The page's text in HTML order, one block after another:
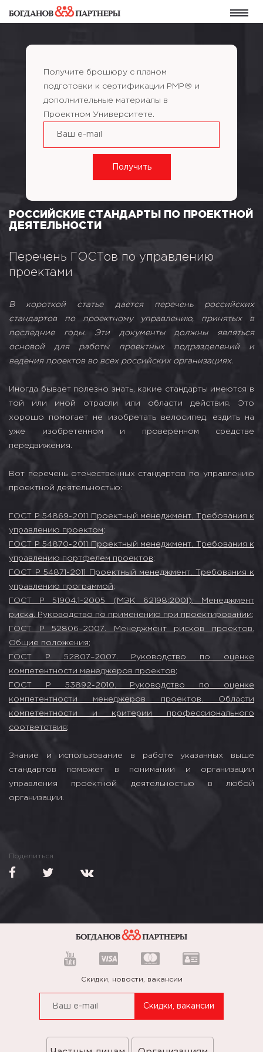
Получите брошюру с планом
подготовки к сертификации PMP® и
дополнительные материалы в
Проектном Университете.
РОССИЙСКИЕ СТАНДАРТЫ ПО ПРОЕКТНОЙ
ДЕЯТЕЛЬНОСТИ
Перечень ГОСТов по управлению
проектами
В короткой статье дается перечень российских
стандартов по проектному управлению, принятых в
последние годы. Эти документы должны являться
основой для работы проектных подразделений и
ведения проектов во всех российских организациях.
Иногда бывает полезно знать, какие стандарты имеются в
той или иной отрасли или области действия. Это
хорошо помогает не изобретать велосипед, ездить на
уже изобретенном и проверенном средстве
передвижения.
Вот перечень отечественных стандартов по управлению
проектной деятельностью:
ГОСТ Р 54869-2011 Проектный менеджмент. Требования к
управлению проектом;
ГОСТ Р 54870-2011 Проектный менеджмент. Требования к
управлению портфелем проектов;
ГОСТ Р 54871-2011 Проектный менеджмент. Требования к
управлению программой;
ГОСТ Р 51904.1-2005 (МЭК 62198:2001). Менеджмент
риска. Руководство по применению при проектировании;
ГОСТ Р 52806–2007. Менеджмент рисков проектов.
Общие положения;
ГОСТ Р 52807–2007. Руководство по оценке
компетентности менеджеров проектов;
ГОСТ Р 53892-2010. Руководство по оценке
компетентности менеджеров проектов. Области
компетентности и критерии профессионального
соответствия;
Знание и использование в работе указанных выше
стандартов поможет в понимании и организации
управления проектной деятельностью в любой
организации.
Поделиться
Скидки, новости, вакансии